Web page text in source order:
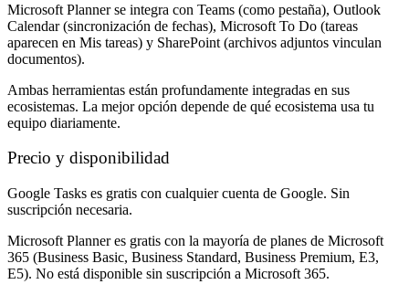
Microsoft Planner se integra con Teams (como pestaña), Outlook
Calendar (sincronización de fechas), Microsoft To Do (tareas
aparecen en Mis tareas) y SharePoint (archivos adjuntos vinculan
documentos).
Ambas herramientas están profundamente integradas en sus
ecosistemas. La mejor opción depende de qué ecosistema usa tu
equipo diariamente.
Precio y disponibilidad
Google Tasks es gratis con cualquier cuenta de Google. Sin
suscripción necesaria.
Microsoft Planner es gratis con la mayoría de planes de Microsoft
365 (Business Basic, Business Standard, Business Premium, E3,
E5). No está disponible sin suscripción a Microsoft 365.